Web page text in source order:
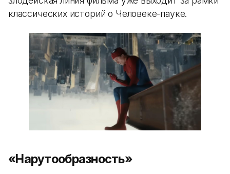
классических историй о Человеке-пауке.
«Нарутообразность»